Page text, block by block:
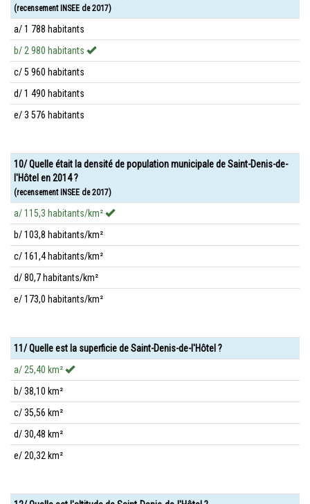
(recensement INSEE de 2017)
a/ 1 788 habitants
b/ 2 980 habitants
c/ 5 960 habitants
d/ 1 490 habitants
e/ 3 576 habitants
10/ Quelle était la densité de population municipale de Saint-Denis-de-
l'Hôtel en 2014 ?
(recensement INSEE de 2017)
a/ 115,3 habitants/km²
b/ 103,8 habitants/km²
c/ 161,4 habitants/km²
d/ 80,7 habitants/km²
e/ 173,0 habitants/km²
11/ Quelle est la superficie de Saint-Denis-de-l'Hôtel ?
a/ 25,40 km²
b/ 38,10 km²
c/ 35,56 km²
d/ 30,48 km²
e/ 20,32 km²